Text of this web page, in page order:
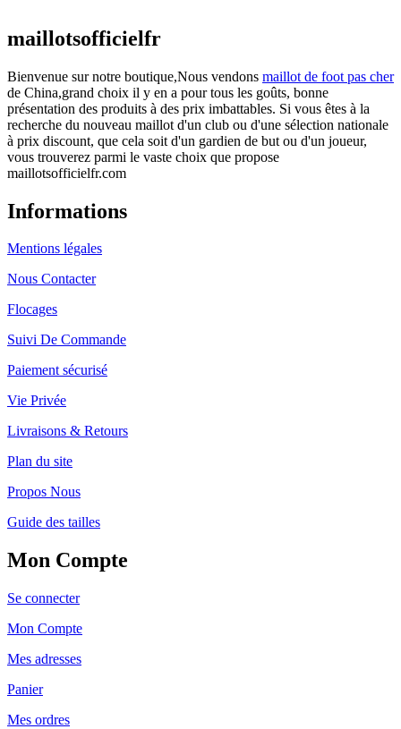
maillotsofficielfr
Bienvenue sur notre boutique,Nous vendons maillot de foot pas cher
de China,grand choix il y en a pour tous les goûts, bonne
présentation des produits à des prix imbattables. Si vous êtes à la
recherche du nouveau maillot d'un club ou d'une sélection nationale
à prix discount, que cela soit d'un gardien de but ou d'un joueur,
vous trouverez parmi le vaste choix que propose
maillotsofficielfr.com
Informations
Mentions légales
Nous Contacter
Flocages
Suivi De Commande
Paiement sécurisé
Vie Privée
Livraisons & Retours
Plan du site
Propos Nous
Guide des tailles
Mon Compte
Se connecter
Mon Compte
Mes adresses
Panier
Mes ordres